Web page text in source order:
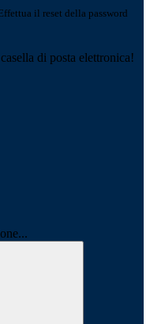
il reset della password
di posta elettronica!